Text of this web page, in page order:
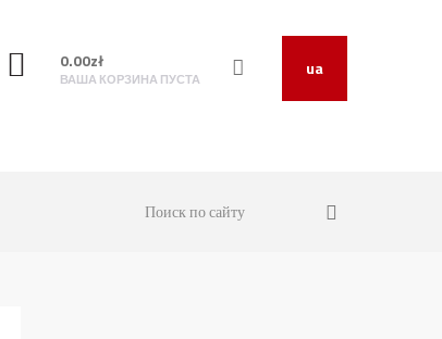
ua
0.00zł
ВАША КОРЗИНА ПУСТА